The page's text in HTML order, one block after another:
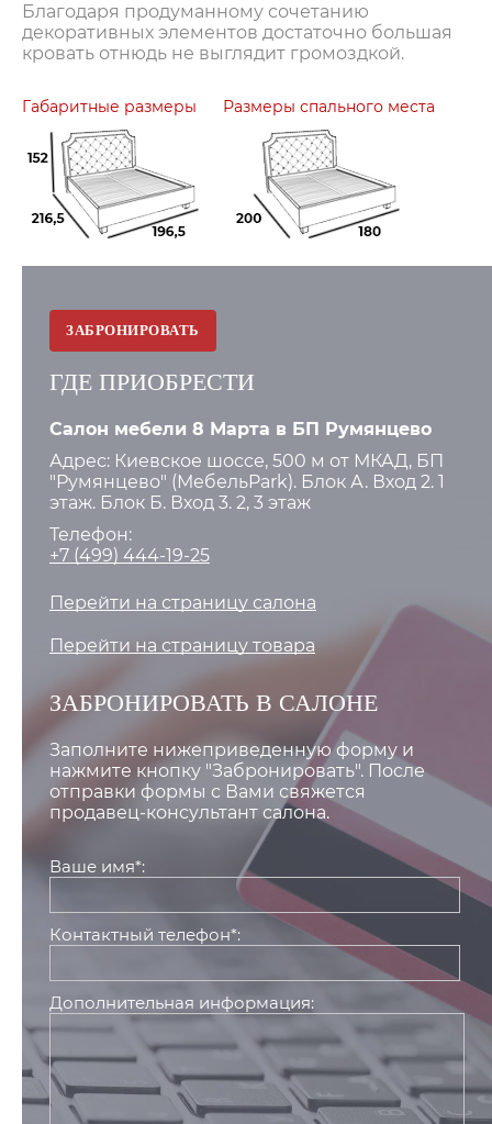
Благодаря продуманному сочетанию
декоративных элементов достаточно большая
кровать отнюдь не выглядит громоздкой.
Габаритные размеры Размеры спального места
ЗАБРОНИРОВАТЬ
ГДЕ ПРИОБРЕСТИ
Салон мебели 8 Марта в БП Румянцево
Адрес: Киевское шоссе, 500 м от МКАД, БП
"Румянцево" (МебельPark). Блок А. Вход 2. 1
этаж. Блок Б. Вход 3. 2, 3 этаж
Телефон:
+7 (499) 444-19-25
Перейти на страницу салона
Перейти на страницу товара
ЗАБРОНИРОВАТЬ В САЛОНЕ
Заполните нижеприведенную форму и
нажмите кнопку "Забронировать". После
отправки формы с Вами свяжется
продавец-консультант салона.
Ваше имя*:
Контактный телефон*:
Дополнительная информация: